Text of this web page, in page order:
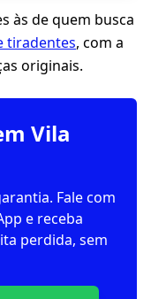
às de quem busca
tiradentes, com a
originais.
Vila
Fale com
e receba
perdida, sem